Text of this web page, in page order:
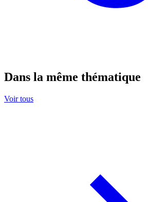
Dans la même thématique
Voir tous